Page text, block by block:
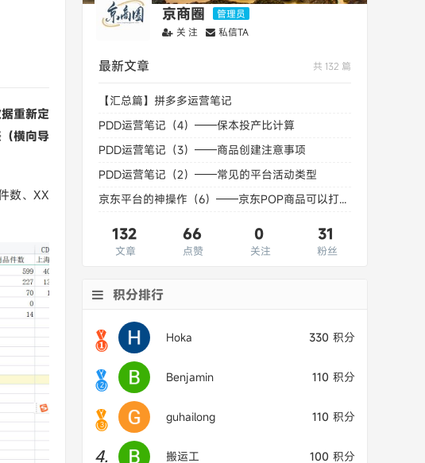
重新定
横向导
数、XX
京商圈 管理员
关 注 私信TA
最新文章 共 132 篇
【汇总篇】拼多多运营笔记
PDD运营笔记（4）——保本投产比计算
PDD运营笔记（3）——商品创建注意事项
PDD运营笔记（2）——常见的平台活动类型
京东平台的神操作（6）——京东POP商品可以打自营标了
132
文章
66
点赞
0
关注
31
粉丝
积分排行
Hoka 330 积分
Benjamin 110 积分
guhailong 110 积分
4. 搬运工 100 积分